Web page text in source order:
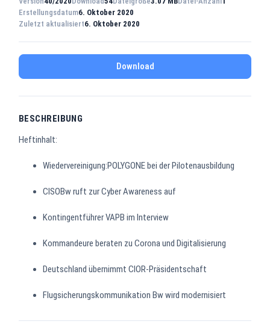
Erstellungsdatum6. Oktober 2020
Zuletzt aktualisiert6. Oktober 2020
Download
BESCHREIBUNG
Heftinhalt:
Wiedervereinigung:POLYGONE bei der Pilotenausbildung
CISOBw ruft zur Cyber Awareness auf
Kontingentführer VAPB im Interview
Kommandeure beraten zu Corona und Digitalisierung
Deutschland übernimmt CIOR-Präsidentschaft
Flugsicherungskommunikation Bw wird modernisiert